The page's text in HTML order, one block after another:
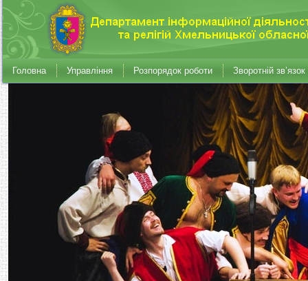
Головна Управління Розпорядок роботи Зворотній зв’язок